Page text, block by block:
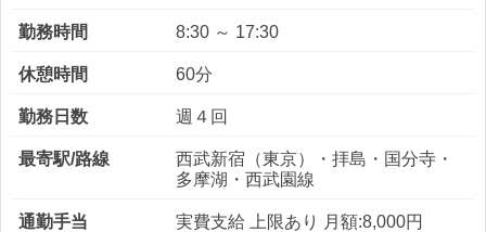
勤務時間 8:30 ～ 17:30
休憩時間 60分
勤務日数 週４回
最寄駅/路線
西武新宿（東京）・拝島・国分寺・
多摩湖・西武園線
通勤手当 実費支給 上限あり 月額:8,000円